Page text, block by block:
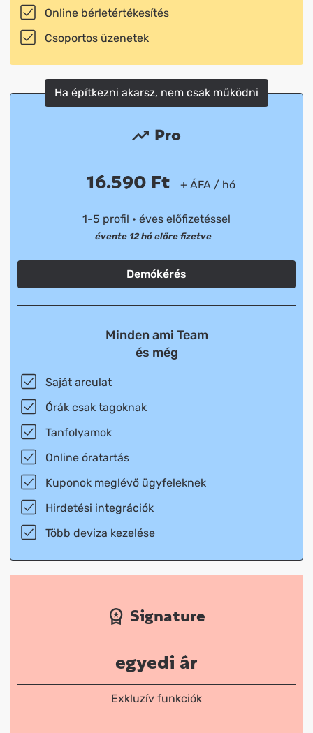
Online bérletértékesítés
Csoportos üzenetek
Ha építkezni akarsz, nem csak működni
Pro
16.590 Ft + ÁFA / hó
1-5 profil • éves előfizetéssel
évente 12 hó előre fizetve
Demókérés
Minden ami Team
és még
Saját arculat
Órák csak tagoknak
Tanfolyamok
Online óratartás
Kuponok meglévő ügyfeleknek
Hirdetési integrációk
Több deviza kezelése
Signature
egyedi ár
Exkluzív funkciók